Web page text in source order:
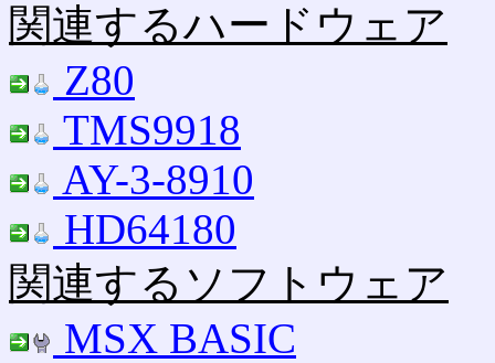
関連するハードウェア
Z80
TMS9918
AY-3-8910
HD64180
関連するソフトウェア
MSX BASIC